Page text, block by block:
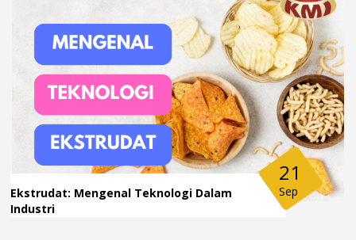
Ekstrudat: Mengenal Teknologi Dalam
Industri
21
Sep